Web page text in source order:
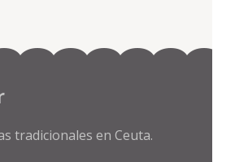
tradicionales en Ceuta.